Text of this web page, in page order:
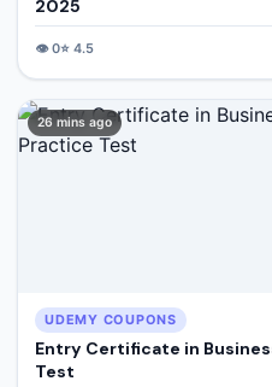
2025
👁️0⭐ 4.5
26 mins ago
UDEMY COUPONS
Entry Certificate in
Test